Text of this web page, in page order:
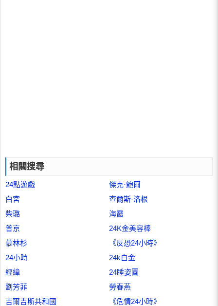
相關搜尋
24點遊戲
傑克·鮑爾
白宮
查爾斯·洛根
柴璐
海霞
普京
24K金美容棒
慕林杉
《反恐24小時》
24小時
24k白金
經緯
24睡姿圖
劉芳菲
勞春燕
吉爾吉斯共和國
《危情24小時》